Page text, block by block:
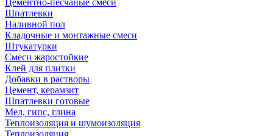
Цементно-песчаные смеси
Шпатлевки
Наливной пол
Кладочные и монтажные смеси
Штукатурки
Смеси жаростойкие
Клей для плитки
Добавки в растворы
Цемент, керамзит
Шпатлевки готовые
Мел, гипс, глина
Теплоизоляция и шумоизоляция
Теплоизоляция